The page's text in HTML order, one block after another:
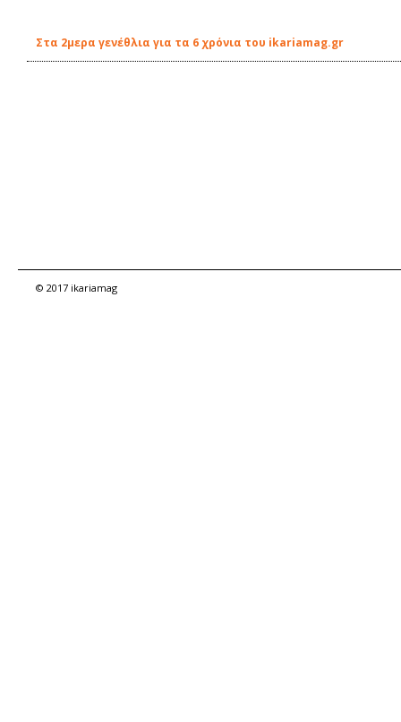
Στα 2μερα γενέθλια για τα 6 χρόνια του ikariamag.gr
© 2017 ikariamag